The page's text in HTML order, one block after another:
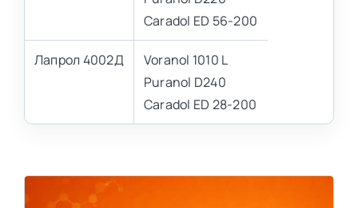
Caradol ED 56-200
Лапрол 4002Д
Voranol 1010 L
Puranol D240
Caradol ED 28-200